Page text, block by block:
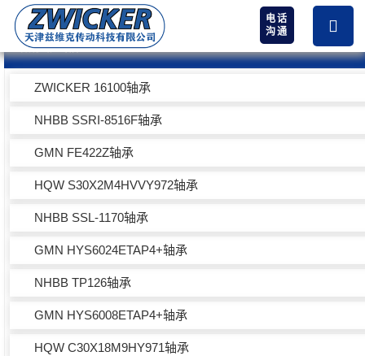
电话
沟通
热卖产品
ZWICKER 16100轴承
NHBB SSRI-8516F轴承
GMN FE422Z轴承
HQW S30X2M4HVVY972轴承
NHBB SSL-1170轴承
GMN HYS6024ETAP4+轴承
NHBB TP126轴承
GMN HYS6008ETAP4+轴承
HQW C30X18M9HY971轴承